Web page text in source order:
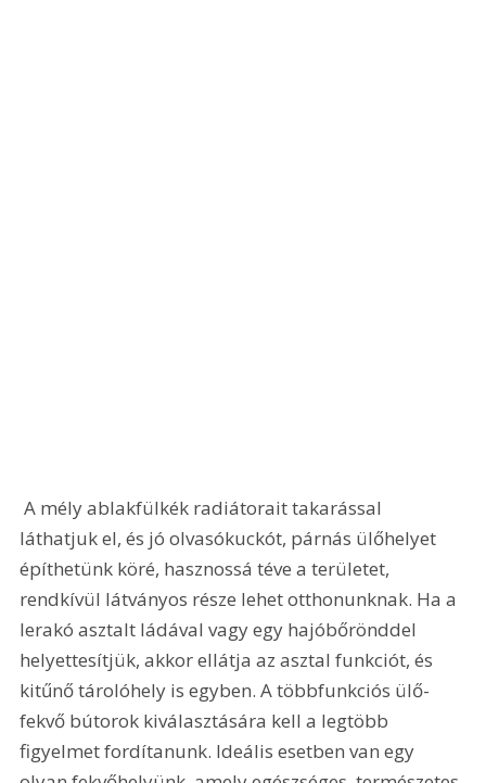
A mély ablakfülkék radiátorait takarással
láthatjuk el, és jó olvasókuckót, párnás ülőhelyet
építhetünk köré, hasznossá téve a területet,
rendkívül látványos része lehet otthonunknak. Ha a
lerakó asztalt ládával vagy egy hajóbőrönddel
helyettesítjük, akkor ellátja az asztal funkciót, és
kitűnő tárolóhely is egyben. A többfunkciós ülő-
fekvő bútorok kiválasztására kell a legtöbb
figyelmet fordítanunk. Ideális esetben van egy